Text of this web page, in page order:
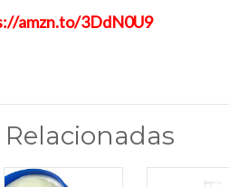
amzn.to/3DdN0U9